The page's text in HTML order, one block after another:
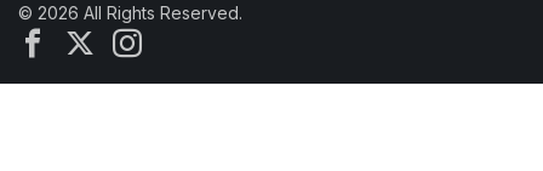
© 2026 All Rights Reserved.